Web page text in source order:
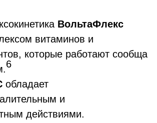
ВольтаФлекс
витаминов и
которые работают сообща
6
обладает
и
действиями.